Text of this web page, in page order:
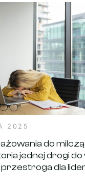
2025
do
jednej drogi do
dla